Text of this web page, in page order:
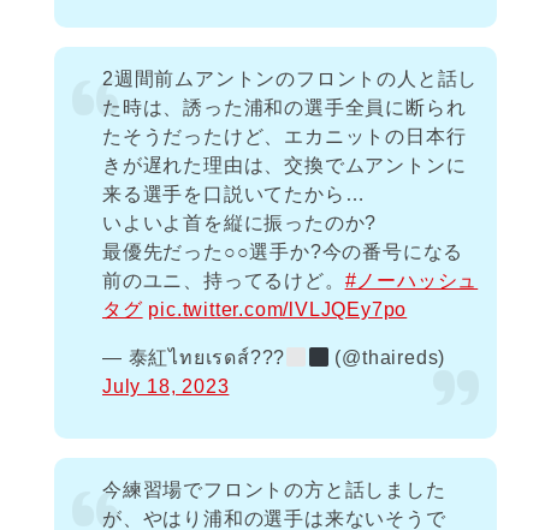
2週間前ムアントンのフロントの人と話し
た時は、誘った浦和の選手全員に断られ
たそうだったけど、エカニットの日本行
きが遅れた理由は、交換でムアントンに
来る選手を口説いてたから…
いよいよ首を縦に振ったのか?
最優先だった○○選手か?今の番号になる
前のユニ、持ってるけど。 #ノーハッシュ
タグ pic.twitter.com/lVLJQEy7po
— 泰紅ไทยเรดส์​???
(@thaireds)
July 18, 2023
今練習場でフロントの方と話しました
が、やはり浦和の選手は来ないそうで